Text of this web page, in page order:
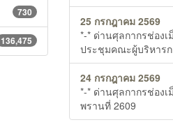
730
136,475
25 กรกฎาคม 2569
*-* ด่านศุลกากรช่อง
ประชุมคณะผู้บริหารก
24 กรกฎาคม 2569
*-* ด่านศุลกากรช่อง
พรานที่ 2609